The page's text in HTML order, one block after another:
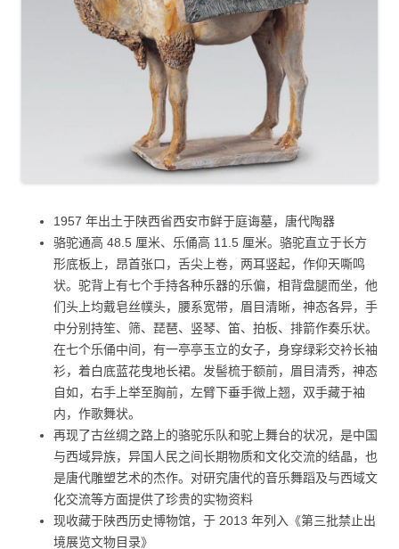
1957 年出土于陕西省西安市鲜于庭诲墓，唐代陶器
骆驼通高 48.5 厘米、乐俑高 11.5 厘米。骆驼直立于长方
形底板上，昂首张口，舌尖上卷，两耳竖起，作仰天嘶鸣
状。驼背上有七个手持各种乐器的乐偏，相背盘腿而坐，他
们头上均戴皂丝幞头，腰系宽带，眉目清晰，神态各异，手
中分别持笙、筛、琵琶、竖琴、笛、拍板、排箭作奏乐状。
在七个乐俑中间，有一亭亭玉立的女子，身穿绿彩交衿长袖
衫，着白底蓝花曳地长裙。发髻梳于额前，眉目清秀，神态
自如，右手上举至胸前，左臂下垂手微上翘，双手藏于袖
内，作歌舞状。
再现了古丝绸之路上的骆驼乐队和驼上舞台的状况，是中国
与西域异族，异国人民之间长期物质和文化交流的结晶，也
是唐代雕塑艺术的杰作。对研究唐代的音乐舞蹈及与西域文
化交流等方面提供了珍贵的实物资料
现收藏于陕西历史博物馆，于 2013 年列入《第三批禁止出
境展览文物目录》